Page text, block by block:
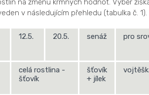
v následujícím přehledu (tabulka č. 1).
12.5. 20.5. senáž pro
celá rostlina -
šťovík
šťovík
+ jílek